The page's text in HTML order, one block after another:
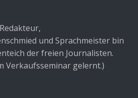
und Sprachmeister bin
der freien Journalisten.
Verkaufsseminar gelernt.)